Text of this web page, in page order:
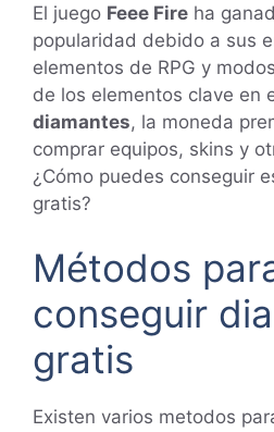
El juego Feee Fire ha
popularidad debido a sus
elementos de RPG y
de los elementos clave en
diamantes, la moneda
comprar equipos, skins y
¿Cómo puedes conseguir
gratis?
Métodos
conseguir
gratis
Existen varios metodos